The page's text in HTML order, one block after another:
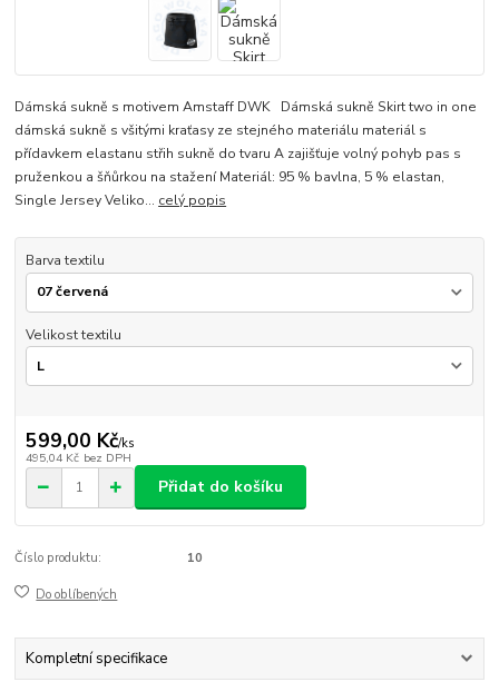
Dámská sukně s motivem Amstaff DWK Dámská sukně Skirt two in one
dámská sukně s všitými kraťasy ze stejného materiálu materiál s
přídavkem elastanu střih sukně do tvaru A zajišťuje volný pohyb pas s
pruženkou a šňůrkou na stažení Materiál: 95 % bavlna, 5 % elastan,
Single Jersey Veliko... celý popis
Barva textilu
Velikost textilu
599,00 Kč/ks
495,04 Kč bez DPH
Přidat do košíku
Číslo produktu: 10
Do oblíbených
Kompletní specifikace